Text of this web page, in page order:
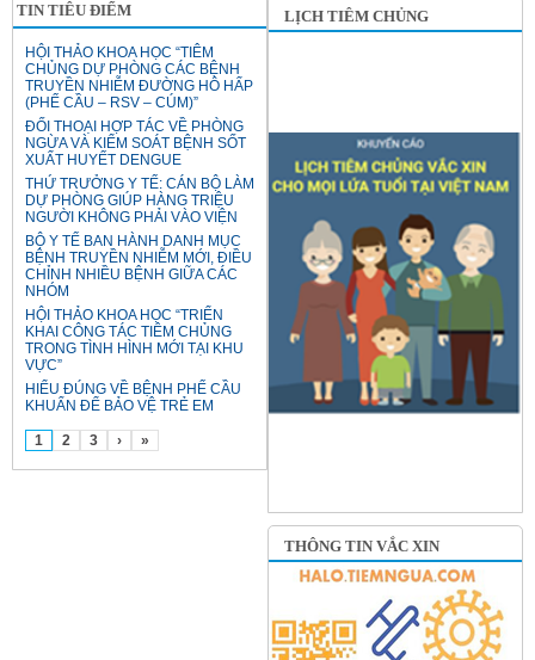
TIN TIÊU ĐIỂM
HỘI THẢO KHOA HỌC “TIÊM
CHỦNG DỰ PHÒNG CÁC BỆNH
TRUYỀN NHIỄM ĐƯỜNG HÔ HẤP
(PHẾ CẦU – RSV – CÚM)”
ĐỐI THOẠI HỢP TÁC VỀ PHÒNG
NGỪA VÀ KIỂM SOÁT BỆNH SỐT
XUẤT HUYẾT DENGUE
THỨ TRƯỞNG Y TẾ: CÁN BỘ LÀM
DỰ PHÒNG GIÚP HÀNG TRIỆU
NGƯỜI KHÔNG PHẢI VÀO VIỆN
BỘ Y TẾ BAN HÀNH DANH MỤC
BỆNH TRUYỀN NHIỄM MỚI, ĐIỀU
CHỈNH NHIỀU BỆNH GIỮA CÁC
NHÓM
HỘI THẢO KHOA HỌC “TRIỂN
KHAI CÔNG TÁC TIÊM CHỦNG
TRONG TÌNH HÌNH MỚI TẠI KHU
VỰC”
HIỂU ĐÚNG VỀ BỆNH PHẾ CẦU
KHUẨN ĐỂ BẢO VỆ TRẺ EM
1 2 3 › »
LỊCH TIÊM CHỦNG
THÔNG TIN VẮC XIN